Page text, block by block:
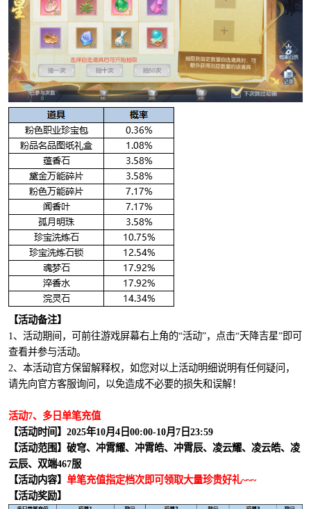
【活动备注】
1、活动期间，可前往游戏屏幕右上角的“活动”，点击“天降吉星”即可
查看并参与活动。
2、本活动官方保留解释权，如您对以上活动明细说明有任何疑问，
请先向官方客服询问，以免造成不必要的损失和误解！
活动7、多日单笔充值
【活动时间】2025年10月4日00:00-10月7日23:59
【活动范围】破穹、冲霄耀、冲霄皓、冲霄辰、凌云耀、凌云皓、凌
云辰、双端467服
【活动内容】 单笔充值指定档次即可领取大量珍贵好礼~~~
【活动奖励】